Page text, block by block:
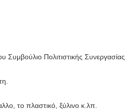
Συμβούλιο Πολιτιστικής Συνεργασίας
το πλαστικό, ξύλινο κ.λπ.